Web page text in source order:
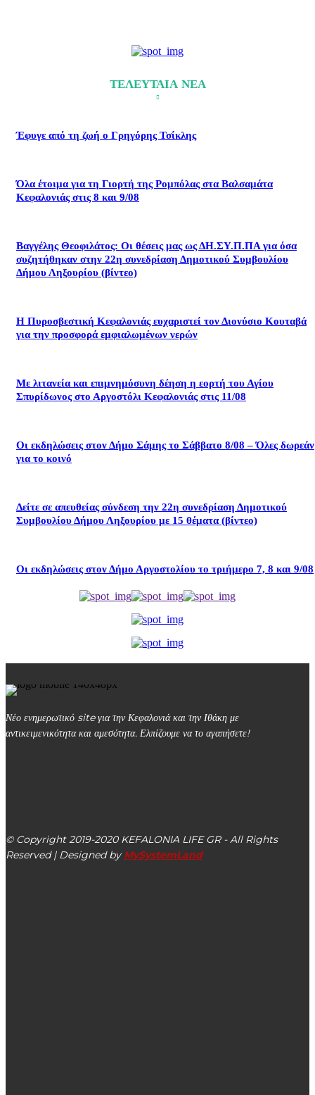
ΤΕΛΕΥΤΑΙΑ ΝΕΑ
Έφυγε από τη ζωή ο Γρηγόρης Τσίκλης
Όλα έτοιμα για τη Γιορτή της Ρομπόλας στα Βαλσαμάτα
Κεφαλονιάς στις 8 και 9/08
Βαγγέλης Θεοφιλάτος: Οι θέσεις μας ως ΔΗ.ΣΥ.Π.ΠΑ για όσα
συζητήθηκαν στην 22η συνεδρίαση Δημοτικού Συμβουλίου
Δήμου Ληξουρίου (βίντεο)
Η Πυροσβεστική Κεφαλονιάς ευχαριστεί τον Διονύσιο Κουταβά
για την προσφορά εμφιαλωμένων νερών
Με λιτανεία και επιμνημόσυνη δέηση η εορτή του Αγίου
Σπυρίδωνος στο Αργοστόλι Κεφαλονιάς στις 11/08
Οι εκδηλώσεις στον Δήμο Σάμης το Σάββατο 8/08 – Όλες δωρεάν
για το κοινό
Δείτε σε απευθείας σύνδεση την 22η συνεδρίαση Δημοτικού
Συμβουλίου Δήμου Ληξουρίου με 15 θέματα (βίντεο)
Οι εκδηλώσεις στον Δήμο Αργοστολίου το τριήμερο 7, 8 και 9/08
Νέο ενημερωτικό site για την Κεφαλονιά και την Ιθάκη με
αντικειμενικότητα και αμεσότητα. Ελπίζουμε να το αγαπήσετε!
© Copyright 2019-2020 KEFALONIA LIFE GR - All Rights
Reserved | Designed by MySystemLand